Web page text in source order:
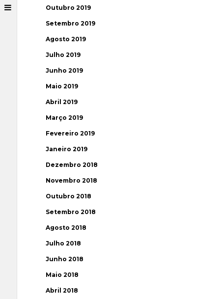
Outubro 2019
Setembro 2019
Agosto 2019
Julho 2019
Junho 2019
Maio 2019
Abril 2019
Março 2019
Fevereiro 2019
Janeiro 2019
Dezembro 2018
Novembro 2018
Outubro 2018
Setembro 2018
Agosto 2018
Julho 2018
Junho 2018
Maio 2018
Abril 2018